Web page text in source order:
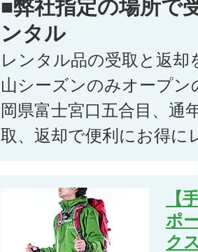
■弊社指定の場所で
ンタル
レンタル品の受取と返却
山シーズンのみオープン
岡県富士宮口五合目、通
取、返却で便利にお得に
【
ポ
ク